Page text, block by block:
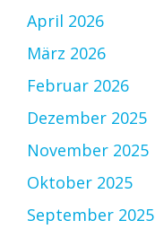
April 2026
März 2026
Februar 2026
Dezember 2025
November 2025
Oktober 2025
September 2025